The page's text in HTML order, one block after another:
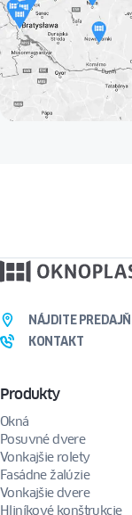
Produkty
Okná
Posuvné dvere
Vonkajšie rolety
Fasádne žalúzie
Vonkajšie dvere
Hliníkové konštrukcie
NÁJDITE
KONTAKT